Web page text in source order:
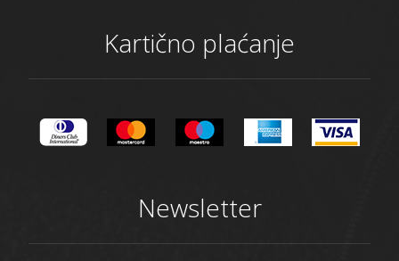
Kartično plaćanje
Newsletter